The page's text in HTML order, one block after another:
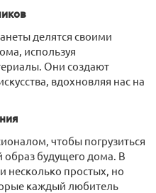
делятся своими
используя
Они создают
вдохновляя нас на
чтобы погрузиться
образ будущего дома. В
несколько простых, но
каждый любитель